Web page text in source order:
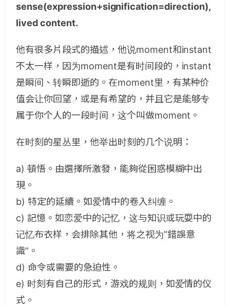
sense(expression+signification=direction),
lived content.
他有很多片段式的描述，他说moment和instant
不太一样，因为moment是有时间段的， instant
是瞬间、转瞬即逝的。在moment里，有某种价
值会让你回望，或是有希望的，并且它是能够专
属于你个人的一段时间，这个叫做moment 。
在时刻的星丛里，他举出时刻的几个说明：
a) 頓悟。由選擇所激發，能夠從困惑模糊中出
現。
b) 特定的延續。如爱情中的卷入纠缠。
c) 記憶。如恋爱中的记忆，这与知识或玩耍中的
记忆布衣样，会排除其他，将之视为”錯誤意
識” 。
d) 命令或需要的急迫性。
e) 时刻有自己的形式，游戏的规则，如爱情的仪
式。